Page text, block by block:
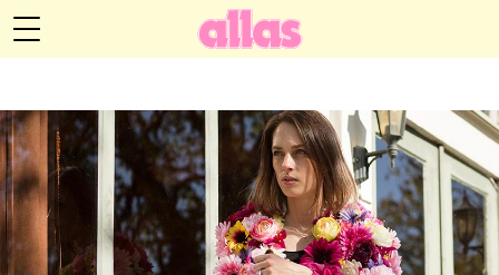
Hälsa
Relationer
Anna María Larssons blogg
Hem
Om Anna María
Arkiv
Kontakt